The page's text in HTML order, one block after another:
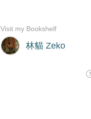
林貓 Zeko
Visit my Bookshelf